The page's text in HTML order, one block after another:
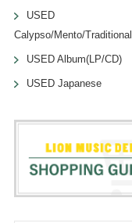
USED
Calypso/Mento/Traditional
USED Album(LP/CD)
USED Japanese